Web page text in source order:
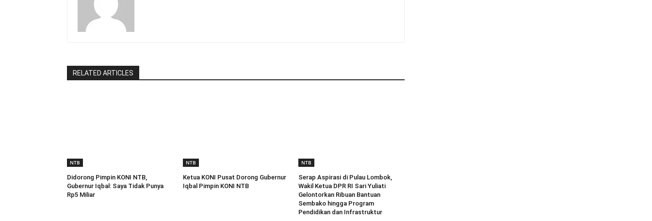
RELATED ARTICLES
NTB
Didorong Pimpin KONI NTB,
Gubernur Iqbal: Saya Tidak Punya
Rp5 Miliar
NTB
Ketua KONI Pusat Dorong Gubernur
Iqbal Pimpin KONI NTB
NTB
Serap Aspirasi di Pulau Lombok,
Wakil Ketua DPR RI Sari Yuliati
Gelontorkan Ribuan Bantuan
Sembako hingga Program
Pendidikan dan Infrastruktur